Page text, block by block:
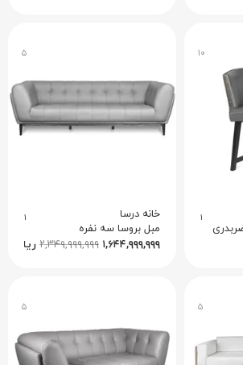
۱۰
۱
۵
خانه درسا ۱
مبل بروسا سه نفره
۲,۳۴۹,۹۹۹,۹۹۹ ۱,۶۴۴,۹۹۹,۹۹۹ ریال
۵ ۵